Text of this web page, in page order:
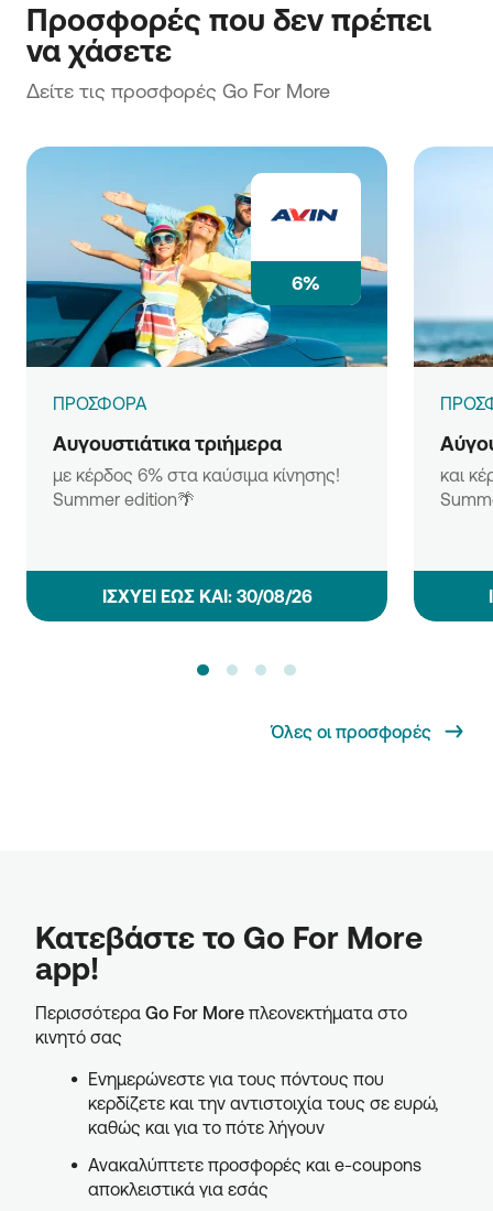
Προσφορές που δεν πρέπει
να χάσετε
Δείτε τις προσφορές Go For More
6%
ΠΡΟΣΦΟΡΑ
Αυγουστιάτικα τριήμερα
με κέρδος 6% στα καύσιμα κίνησης!
Summer edition🌴
ΙΣΧΥΕΙ ΕΩΣ ΚΑΙ: 30/08/26
και
Όλες οι προσφορές
Κατεβάστε το Go For More
app!
Περισσότερα Go For More πλεονεκτήματα στο
κινητό σας
Ενημερώνεστε για τους πόντους που
κερδίζετε και την αντιστοιχία τους σε ευρώ,
καθώς και για το πότε λήγουν
Ανακαλύπτετε προσφορές και e-coupons
αποκλειστικά για εσάς